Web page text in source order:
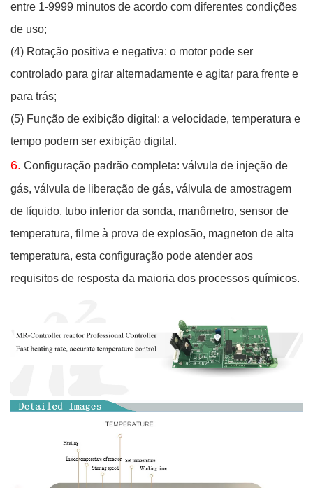
entre 1-9999 minutos de acordo com diferentes condições
de uso;
(4) Rotação positiva e negativa: o motor pode ser
controlado para girar alternadamente e agitar para frente e
para trás;
(5) Função de exibição digital: a velocidade, temperatura e
tempo podem ser exibição digital.
6. Configuração padrão completa: válvula de injeção de
gás, válvula de liberação de gás, válvula de amostragem
de líquido, tubo inferior da sonda, manômetro, sensor de
temperatura, filme à prova de explosão, magneton de alta
temperatura, esta configuração pode atender aos
requisitos de resposta da maioria dos processos químicos.